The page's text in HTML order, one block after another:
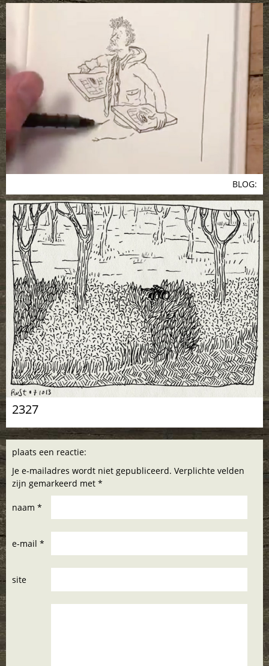
BLOG:
2327
plaats een reactie:
Je e-mailadres wordt niet gepubliceerd. Verplichte velden
zijn gemarkeerd met *
naam *
e-mail *
site